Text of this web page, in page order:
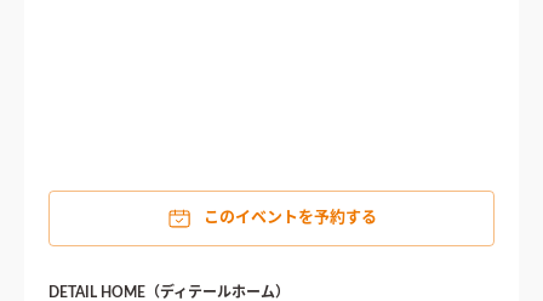
このイベントを予約する
DETAIL HOME（ディテールホーム）